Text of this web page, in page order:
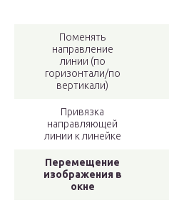
Поменять
направление
линии (по
горизонтали/по
вертикали)
Привязка
направляющей
линии к линейке
Перемещение
изображения в
окне